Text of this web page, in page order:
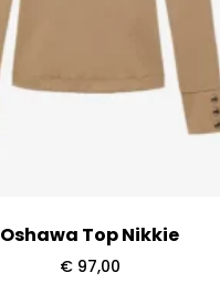
Oshawa Top Nikkie
€97,00